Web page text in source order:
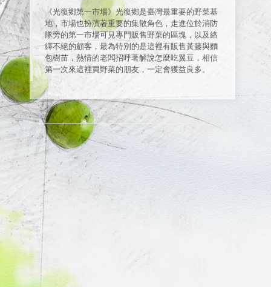
《光復鄉第一市場》光復鄉是臺灣最重要的野菜基
地，市場也扮演著重要的集散角色，走進位於消防
隊旁的第一市場可見專門販售野菜的區塊，以及絡
繹不絕的顧客，最為特別的是這裡有販售黃藤與麵
包樹苗，熱情的老闆招呼著解說怎麼吃翼豆，相信
第一次來這裡買野菜的朋友，一定會獲益良多。